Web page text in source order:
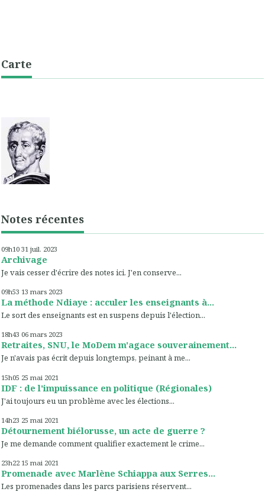
Carte
Notes récentes
09h10 31 juil. 2023
Archivage
Je vais cesser d'écrire des notes ici. J'en conserve...
09h53 13 mars 2023
La méthode Ndiaye : acculer les enseignants à...
Le sort des enseignants est en suspens depuis l'élection...
18h43 06 mars 2023
Retraites, SNU, le MoDem m'agace souverainement...
Je n'avais pas écrit depuis longtemps, peinant à me...
15h05 25 mai 2021
IDF : de l'impuissance en politique (Régionales)
J'ai toujours eu un problème avec les élections...
14h23 25 mai 2021
Détournement biélorusse, un acte de guerre ?
Je me demande comment qualifier exactement le crime...
23h22 15 mai 2021
Promenade avec Marlène Schiappa aux Serres...
Les promenades dans les parcs parisiens réservent...